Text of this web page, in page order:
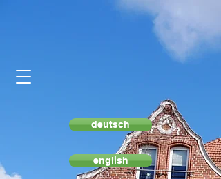
english
deutsch